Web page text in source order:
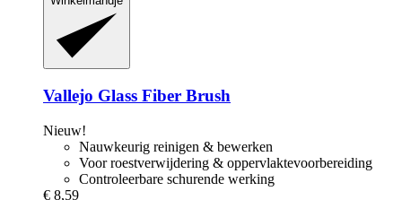
Vallejo Glass Fiber Brush
Nieuw!
Nauwkeurig reinigen & bewerken
Voor roestverwijdering & oppervlaktevoorbereiding
Controleerbare schurende werking
€ 8,59